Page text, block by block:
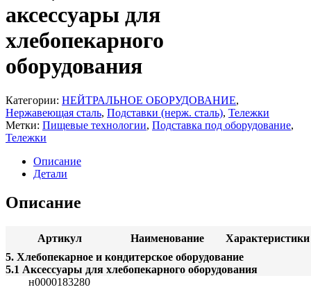
Фритюрницы
Шкафы жарочные и пекарские
Шкафы сушильные
Пароконвектоматы газовые
Шкафы жарочные газовые
моноблоки)
среднетемпературные
низкотемпературные
Морозильные шкафы
Универсальные шкафы
Холодильные шкафы
Столы холодильные
агрегатом
Шкафы шоковой заморозки
картофелеочистители
Миксеры и тестомесы
Мясорубки
Овощерезки и машины протирки
аксессуары для
хлебопекарного
оборудования
Категории: НЕЙТРАЛЬНОЕ ОБОРУДОВАНИЕ,
Нержавеющая сталь, Подставки (нерж. сталь), Тележки
Метки: Пищевые технологии, Подставка под оборудование,
Тележки
Описание
Детали
Описание
Артикул Наименование
Характеристики
5. Хлебопекарное и кондитерское оборудование
5.1 Аксессуары для хлебопекарного оборудования
н0000183280